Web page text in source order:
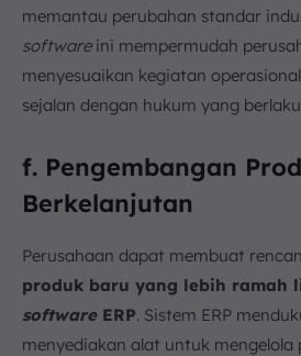
memantau perubahan standar
softwareini mempermudah
menyesuaikan kegiatan
sejalan dengan hukum yang
f. Pengembangan
Berkelanjutan
Perusahaan dapat membuat
produk baru yang lebih ramah
softwareERP. Sistem ERP
menyediakan alat untuk mengelola